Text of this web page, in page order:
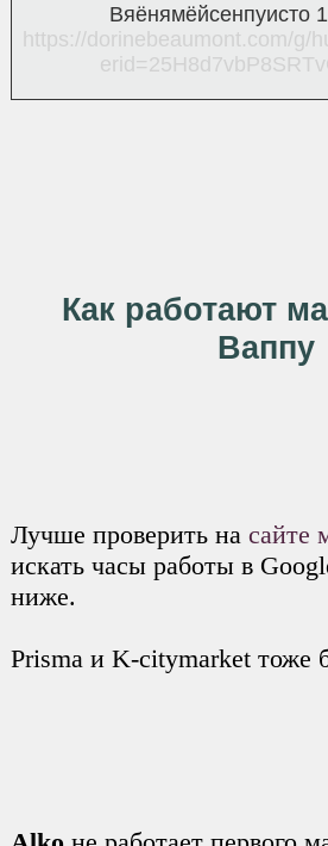
Вяёнямёйсенпуисто
https://dorinebeaumont.com/g/
Как работают
Ваппу
Лучше проверить на сайте
искать часы работы в
ниже.
Prisma и K-citymarket тоже